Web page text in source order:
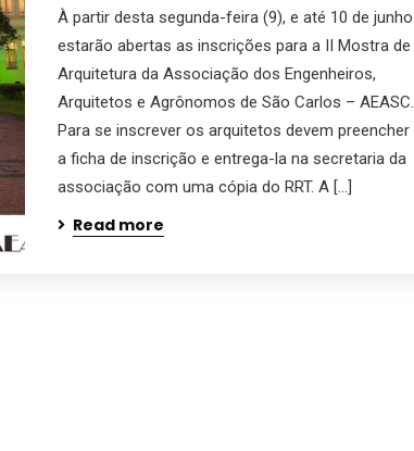
À partir desta segunda-feira (9), e até 10 de junho
estarão abertas as inscrições para a II Mostra de
Arquitetura da Associação dos Engenheiros,
Arquitetos e Agrônomos de São Carlos – AEASC.
Para se inscrever os arquitetos devem preencher
a ficha de inscrição e entrega-la na secretaria da
associação com uma cópia do RRT. A […]
Read more